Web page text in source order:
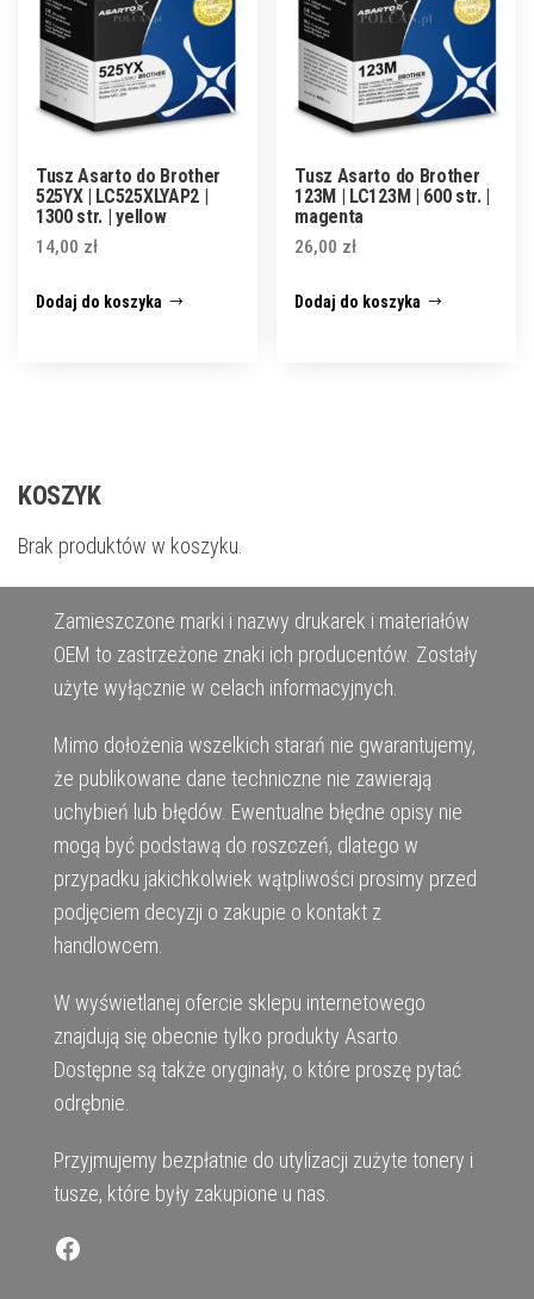
Tusz Asarto do Brother
525YX | LC525XLYAP2 |
1300 str. | yellow
14,00 zł
Dodaj do koszyka
Tusz Asarto do Brother
123M | LC123M | 600 str. |
magenta
26,00 zł
Dodaj do koszyka
KOSZYK
Brak produktów w koszyku.
Zamieszczone marki i nazwy drukarek i materiałów
OEM to zastrzeżone znaki ich producentów. Zostały
użyte wyłącznie w celach informacyjnych.
Mimo dołożenia wszelkich starań nie gwarantujemy,
że publikowane dane techniczne nie zawierają
uchybień lub błędów. Ewentualne błędne opisy nie
mogą być podstawą do roszczeń, dlatego w
przypadku jakichkolwiek wątpliwości prosimy przed
podjęciem decyzji o zakupie o kontakt z
handlowcem.
W wyświetlanej ofercie sklepu internetowego
znajdują się obecnie tylko produkty Asarto.
Dostępne są także oryginały, o które proszę pytać
odrębnie.
Przyjmujemy bezpłatnie do utylizacji zużyte tonery i
tusze, które były zakupione u nas.
Facebook